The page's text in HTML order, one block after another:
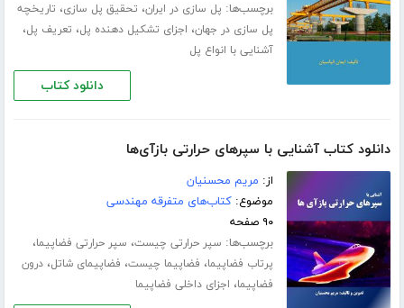
برچسب‌ها: پل سازی در ایران، تحقیق پل سازی، تاریخچه
پل سازی در جهان، اجزای تشکیل دهنده پل، تعریف پل،
آشنایی با انواع پل
دانلود کتاب
دانلود کتاب آشنایی با سپرهای حرارتی بازآی‌ها
از: مریم محسنیان
موضوع:کتاب‌های متفرقه مهندسی
۹۰ صفحه
برچسب‌ها: سپر حرارتی چیست، سپر حرارتی فضاپیما،
پرتاب فضاپیما، فضاپیما چیست، فضاپیمای شاتل،درون
فضاپیما، اجزای داخلی فضاپیما